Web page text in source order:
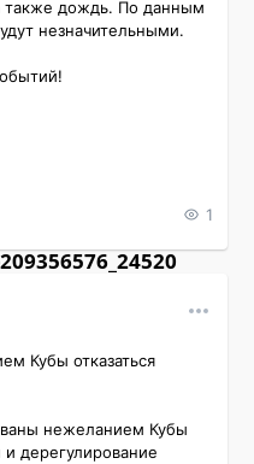
также дождь. По данным
незначительными.
1
Кубы отказаться
нежеланием Кубы
дерегулирование